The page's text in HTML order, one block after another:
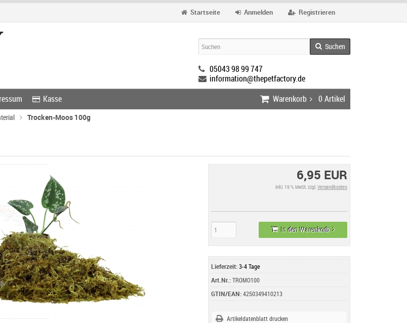
Registrieren
Anmelden
Startseite
Suchen
05043 98 99 747
information@thepetfactory.de
Kasse Warenkorb 0 Artikel
Trocken-Moos 100g
6,95 EUR
inkl. 19 % MwSt. zzgl.Versandkosten
In den Warenkorb
Lieferzeit:3-4 Tage
Art.Nr.:TROMO100
GTIN/EAN:4250349410213
Artikeldatenblatt drucken